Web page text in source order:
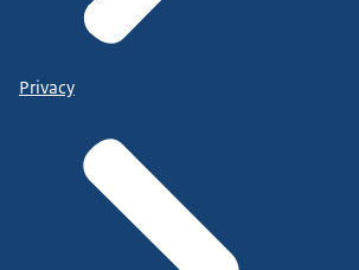
Privacy